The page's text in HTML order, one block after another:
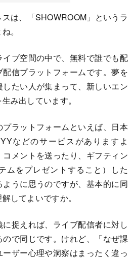
スは、「SHOWROOM」というラ
。
イブ空間の中で、無料で誰でも配
信プラットフォームです。夢を
たい人が集まって、新しいエン
み出しています。
プラットフォームといえば、日本
などのサービスがありますよ
メントを送ったり、ギフティン
ムをプレゼントすること）した
うに思うのですが、基本的に同
してよいですか。
に捉えれば、ライブ配信者に対し
で同じです。けれど、「なぜ課
ザー心理や洞察はまったく違っ